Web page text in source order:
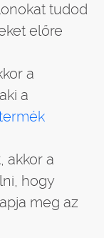
tudod
előre
a
a
akkor a
hogy
meg az